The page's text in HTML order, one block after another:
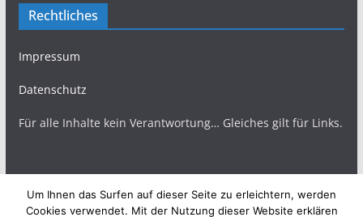
Rechtliches
Impressum
Datenschutz
Für alle Inhalte kein Verantwortung… Gleiches gilt für Links.
Copyright © 2026 TopBlogs Magazin. Alle Rechte
Um Ihnen das Surfen auf dieser Seite zu erleichtern, werden
Cookies verwendet. Mit der Nutzung dieser Website erklären